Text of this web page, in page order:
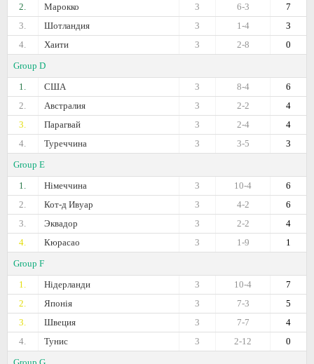
2.
Марокко 7
6-3
3
3.
Шотландия 3
1-4
3
4.
Хаити 0
2-8
3
Group D
1.
США 6
8-4
3
2.
Австралия 4
2-2
3
3.
Парагвай 4
2-4
3
4.
Туреччина 3
3-5
3
Group E
1.
Німеччина 6
10-4
3
2.
Кот-д Ивуар 6
4-2
3
3.
Эквадор 4
2-2
3
4.
Кюрасао 1
1-9
3
Group F
1.
Нідерланди 7
10-4
3
2.
Японія 5
7-3
3
3.
Швеция 4
7-7
3
4.
Тунис 0
2-12
3